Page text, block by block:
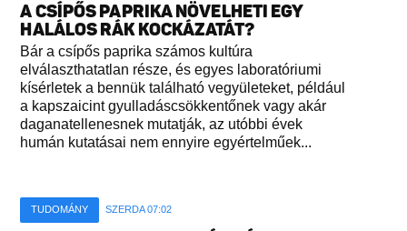
A CSÍPŐS PAPRIKA NÖVELHETI EGY
HALÁLOS RÁK KOCKÁZATÁT?
Bár a csípős paprika számos kultúra
elválaszthatatlan része, és egyes laboratóriumi
kísérletek a bennük található vegyületeket, például
a kapszaicint gyulladáscsökkentőnek vagy akár
daganatellenesnek mutatják, az utóbbi évek
humán kutatásai nem ennyire egyértelműek...
TUDOMÁNY SZERDA 07:02